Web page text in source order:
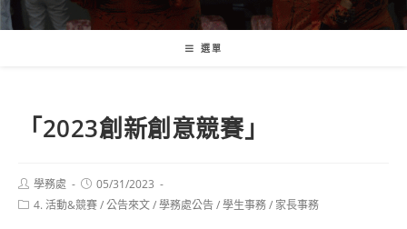
選單
「2023創新創意競賽」
Post
author:
學務處
Post
published:
05/31/2023
Post4. 活動&競賽/公告來文/學務處公告/學生事務/ 家長事務